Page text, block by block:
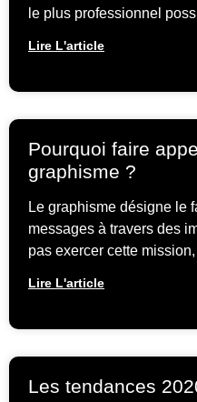
le plus professionnel
Lire L'article
Pourquoi faire
graphisme ?
Le graphisme désigne le
messages à travers des
pas exercer cette
Lire L'article
Les tendances